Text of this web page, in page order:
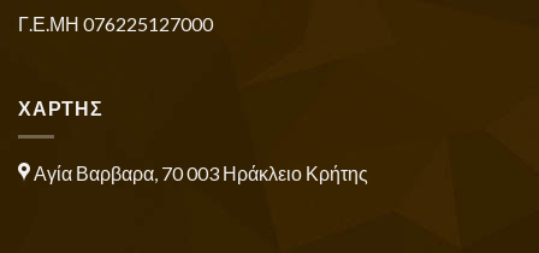
Γ.Ε.ΜΗ 076225127000
ΧΑΡΤΗΣ
Αγία Βαρβαρα, 70 003 Ηράκλειο Κρήτης